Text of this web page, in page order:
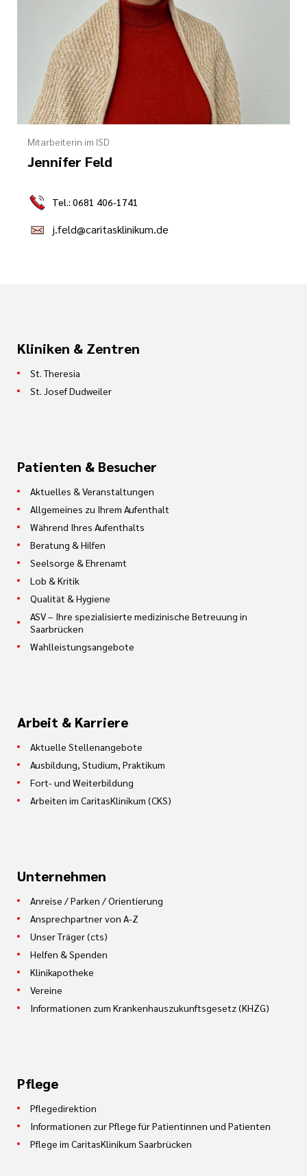
Mitarbeiterin im ISD
Jennifer Feld
Tel.: 0681 406-1741
j.feld@caritasklinikum.de
Kliniken & Zentren
St. Theresia
St. Josef Dudweiler
Patienten & Besucher
Aktuelles & Veranstaltungen
Allgemeines zu Ihrem Aufenthalt
Während Ihres Aufenthalts
Beratung & Hilfen
Seelsorge & Ehrenamt
Lob & Kritik
Qualität & Hygiene
ASV – Ihre spezialisierte medizinische Betreuung in
Saarbrücken
Wahlleistungsangebote
Arbeit & Karriere
Aktuelle Stellenangebote
Ausbildung, Studium, Praktikum
Fort- und Weiterbildung
Arbeiten im CaritasKlinikum (CKS)
Unternehmen
Anreise / Parken / Orientierung
Ansprechpartner von A-Z
Unser Träger (cts)
Helfen & Spenden
Klinikapotheke
Vereine
Informationen zum Krankenhauszukunftsgesetz (KHZG)
Pflege
Pflegedirektion
Informationen zur Pflege für Patientinnen und Patienten
Pflege im CaritasKlinikum Saarbrücken